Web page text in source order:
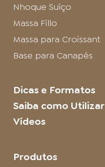
Nhoque Suíço
Massa Fillo
Massa para Croissant
Base para Canapés
Dicas e Formatos
Saiba como Utilizar
Vídeos
Produtos